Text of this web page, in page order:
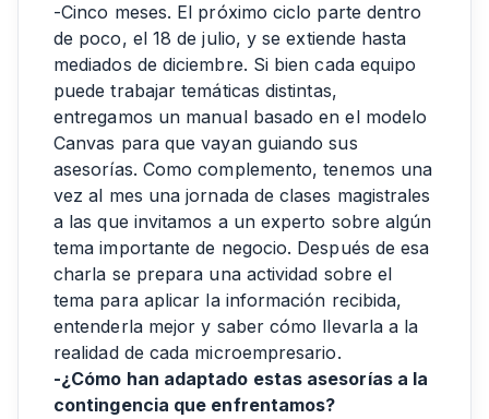
-Cinco meses. El próximo ciclo parte dentro
de poco, el 18 de julio, y se extiende hasta
mediados de diciembre. Si bien cada equipo
puede trabajar temáticas distintas,
entregamos un manual basado en el modelo
Canvas para que vayan guiando sus
asesorías. Como complemento, tenemos una
vez al mes una jornada de clases magistrales
a las que invitamos a un experto sobre algún
tema importante de negocio. Después de esa
charla se prepara una actividad sobre el
tema para aplicar la información recibida,
entenderla mejor y saber cómo llevarla a la
realidad de cada microempresario.
-¿Cómo han adaptado estas asesorías a la
contingencia que enfrentamos?